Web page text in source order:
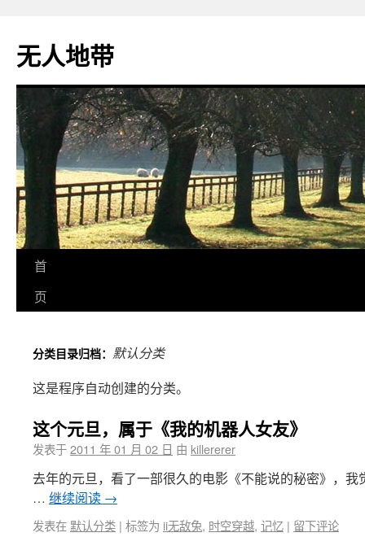
无人地带
首
页
分类目录归档： 默认分类
这是程序自动创建的分类。
这个元旦，属于《我的机器人女友》
发表于2011 年 01 月 02 日 由 killererer
去年的元旦，看了一部很久的电影《不能说的秘密》，
… 继续阅读 →
发表在 默认分类 | 标签为 ii无敌兔, 时空穿越, 记忆 | 留下评论